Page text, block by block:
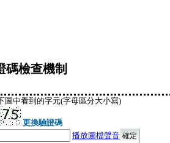
碼檢查機制
圖中看到的字元(字母區分大小寫)
更換驗證碼
播放圖檔聲音